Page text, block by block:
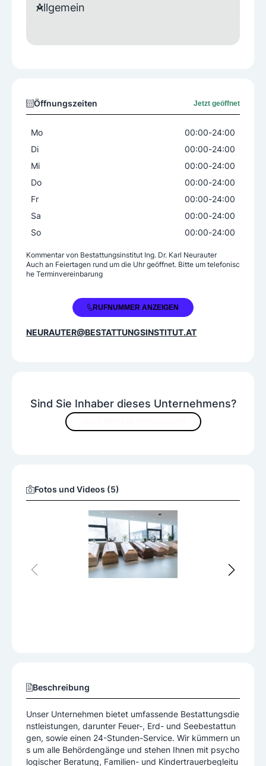
Beratung
Organisation der Begräbnisstätte
Gerne Beraten wir Sie in einem persönlichen Gesp
n und auf Ihre Situation abzustimmen., Internation
ale Hilfe, Finanzielle Planung, Psychologische Hilfe
Bestattungsarten
Diamantbestattungen
Naturbestattungen
Seebestattungen
Nach gesetzlichen Möglichkeiten!
Allgemein
Sind Sie Inhaber dieses Unternehmens?
Fotos und Videos (5)
Beschreibung
Unser Unternehmen bietet umfassende Bestattungsdie
nstleistungen, darunter Feuer-, Erd- und Seebestattun
gen, sowie einen 24-Stunden-Service. Wir kümmern un
s um alle Behördengänge und stehen Ihnen mit psycho
logischer Beratung, Familien- und Kindertrauerbegleitu
Öffnungszeiten Jetzt geöffnet
Mo 00:00-24:00
Di
00:00-24:00
Mi
00:00-24:00
Do
00:00-24:00
Fr
00:00-24:00
Sa
00:00-24:00
So
00:00-24:00
Kommentar von Bestattungsinstitut Ing. Dr. Karl Neurauter
Auch an Feiertagen rund um die Uhr geöffnet. Bitte um telefonisc
he Terminvereinbarung
+43 5238 52490RUFNUMMER ANZEIGEN
NEURAUTER@BESTATTUNGSINSTITUT.AT